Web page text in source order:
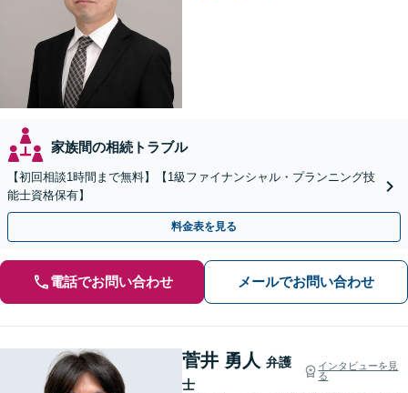
家族間の相続トラブル
【初回相談1時間まで無料】【1級ファイナンシャル・プランニング技
能士資格保有】
料金表を見る
電話でお問い合わせ メールでお問い合わせ
菅井 勇人 弁護
士
インタビューを見
る